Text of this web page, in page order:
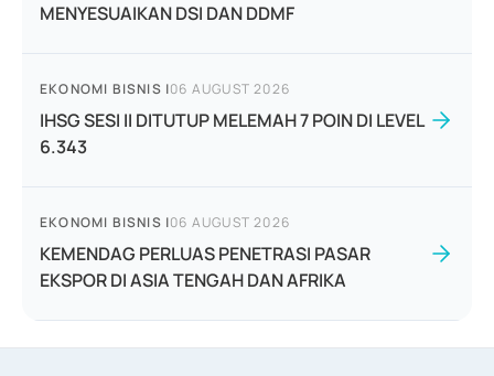
MENYESUAIKAN DSI DAN DDMF
EKONOMI BISNIS |06 AUGUST 2026
IHSG SESI II DITUTUP MELEMAH 7 POIN DI LEVEL
6.343
EKONOMI BISNIS |06 AUGUST 2026
KEMENDAG PERLUAS PENETRASI PASAR
EKSPOR DI ASIA TENGAH DAN AFRIKA